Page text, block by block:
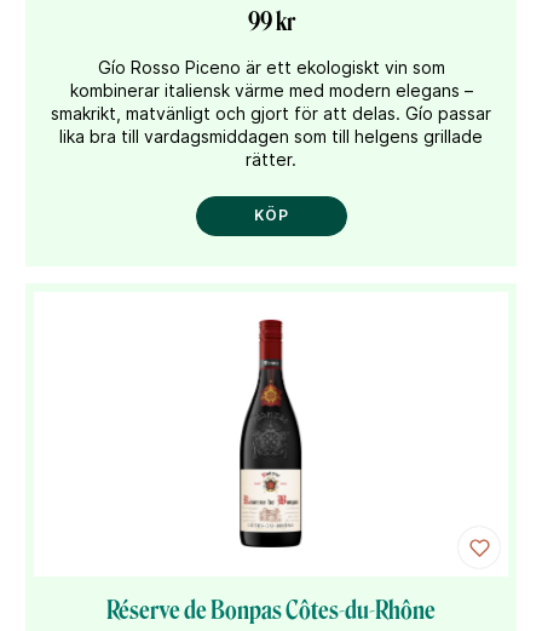
99 kr
Gío Rosso Piceno är ett ekologiskt vin som
kombinerar italiensk värme med modern elegans –
smakrikt, matvänligt och gjort för att delas. Gío passar
lika bra till vardagsmiddagen som till helgens grillade
rätter.
KÖP
Réserve de Bonpas Côtes-du-Rhône